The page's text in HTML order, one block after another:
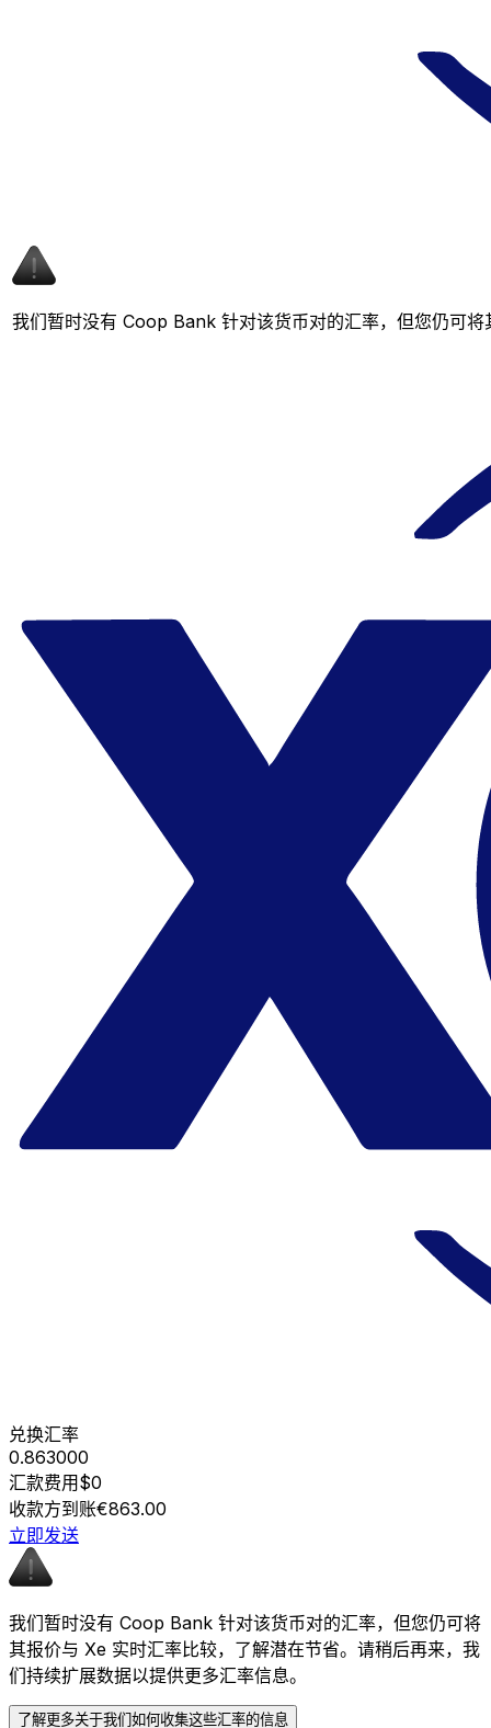
我们暂时没有 Coop Bank 针对该货币对的汇率，但您仍可
兑换汇率
0.863000
汇款费用$0
收款方到账€863.00
立即发送
我们暂时没有 Coop Bank 针对该货币对的汇率，但您仍可将
其报价与 Xe 实时汇率比较，了解潜在节省。请稍后再来，我
们持续扩展数据以提供更多汇率信息。
了解更多关于我们如何收集这些汇率的信息